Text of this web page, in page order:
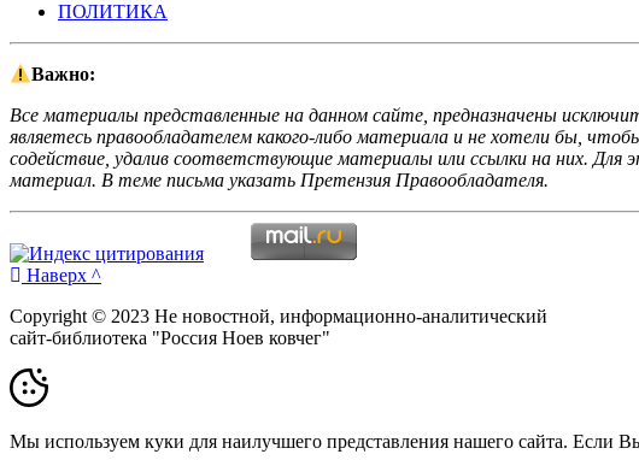
ПОЛИТИКА
Важно:
Все материалы представленные на данном сайте, предназначены
являетесь правообладателем какого-либо материала и не хотели бы,
содействие, удалив соответствующие материалы или ссылки на них. Для
материал. В теме письма указать Претензия Правообладателя.
Наверх ^
Copyright © 2023 Не новостной, информационно-аналитический
сайт-библиотека "Россия Ноев ковчег"
Мы используем куки для наилучшего представления нашего сайта. Если